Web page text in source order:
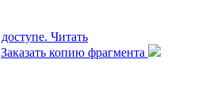
Читать
Заказать копию фрагмента